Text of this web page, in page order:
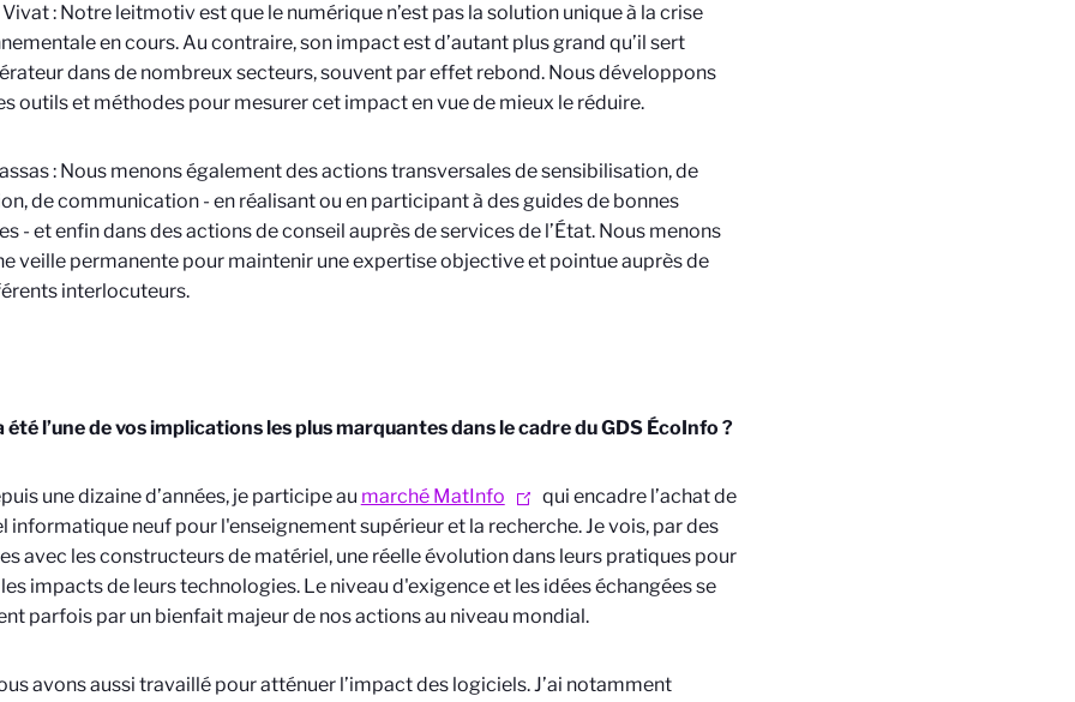
: Notre leitmotiv est que le numérique n’est pas la solution unique à la crise
en cours. Au contraire, son impact est d’autant plus grand qu’il sert
dans de nombreux secteurs, souvent par effet rebond. Nous développons
outils et méthodes pour mesurer cet impact en vue de mieux le réduire.
: Nous menons également des actions transversales de sensibilisation, de
de communication - en réalisant ou en participant à des guides de bonnes
- et enfin dans des actions de conseil auprès de services de l’État. Nous menons
veille permanente pour maintenir une expertise objective et pointue auprès de
interlocuteurs.
été l’une de vos implications les plus marquantes dans le cadre du GDS ÉcoInfo ?
une dizaine d’années, je participe au marché MatInfo
qui encadre l’achat de
informatique neuf pour l'enseignement supérieur et la recherche. Je vois, par des
avec les constructeurs de matériel, une réelle évolution dans leurs pratiques pour
impacts de leurs technologies. Le niveau d'exigence et les idées échangées se
parfois par un bienfait majeur de nos actions au niveau mondial.
avons aussi travaillé pour atténuer l’impact des logiciels. J’ai notamment